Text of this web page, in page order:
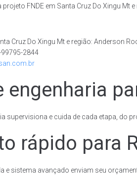
FNDE em Santa Cruz Do Xingu Mt e
Cruz Do Xingu Mt e região: Anderson
2844
engenharia
supervisiona e cuida de cada etapa, do
rápido para
e sistema avançado enviam seu